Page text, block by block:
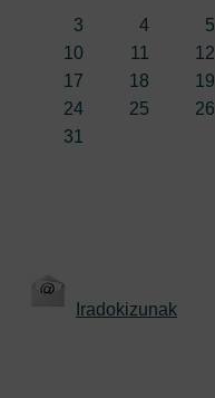
3
4 5
10
11 12
17
18 19
24
25 26
31
Iradokizunak